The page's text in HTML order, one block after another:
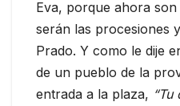
Eva, porque ahora
serán las procesiones
Prado. Y como le dije
de un pueblo de la
entrada a la plaza,